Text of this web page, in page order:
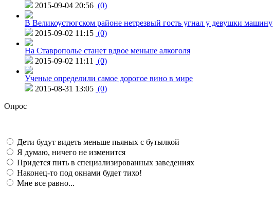
2015-09-04 20:56 (0)
В Великоустюгском районе нетрезвый гость угнал у девушки машину
2015-09-02 11:15 (0)
На Ставрополье станет вдвое меньше алкоголя
2015-09-02 11:11
(0)
Ученые определили самое дорогое вино в мире
2015-08-31 13:05 (0)
Опрос
Дети будут видеть меньше пьяных с бутылкой
Я думаю, ничего не изменится
Придется пить в специализированных заведениях
Наконец-то под окнами будет тихо!
Мне все равно...